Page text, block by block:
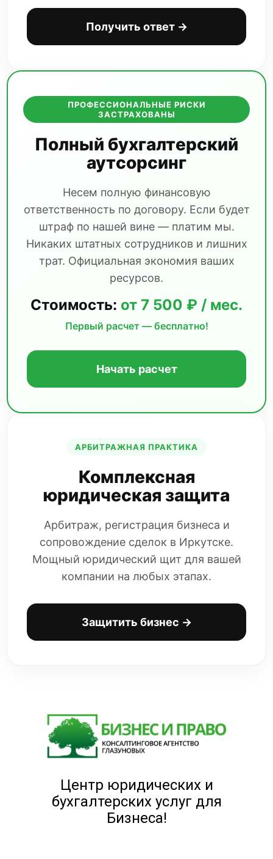
Получить ответ →
ПРОФЕССИОНАЛЬНЫЕ РИСКИ
ЗАСТРАХОВАНЫ
Полный бухгалтерский
аутсорсинг
Несем полную финансовую
ответственность по договору. Если будет
штраф по нашей вине — платим мы.
Никаких штатных сотрудников и лишних
трат. Официальная экономия ваших
ресурсов.
Стоимость: от 7 500 ₽ / мес.
Первый расчет — бесплатно!
Начать расчет
АРБИТРАЖНАЯ ПРАКТИКА
Комплексная
юридическая защита
Арбитраж, регистрация бизнеса и
сопровождение сделок в Иркутске.
Мощный юридический щит для вашей
компании на любых этапах.
Защитить бизнес →
Центр юридических и
бухгалтерских услуг для
Бизнеса!